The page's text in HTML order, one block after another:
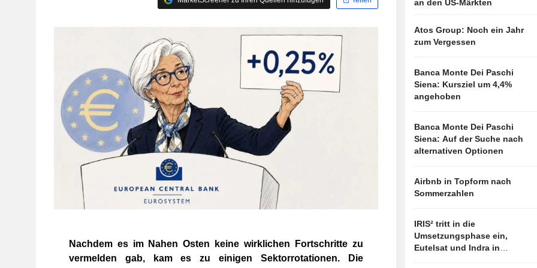
Nachdem es im Nahen Osten keine wirklichen Fortschritte zu
vermelden gab, kam es zu einigen Sektorrotationen. Die
an den US-Märkten
Atos Group: Noch ein Jahr
zum Vergessen
Banca Monte Dei Paschi
Siena: Kursziel um 4,4%
angehoben
Banca Monte Dei Paschi
Siena: Auf der Suche nach
alternativen Optionen
Airbnb in Topform nach
Sommerzahlen
IRIS² tritt in die
Umsetzungsphase ein,
Eutelsat und Indra in